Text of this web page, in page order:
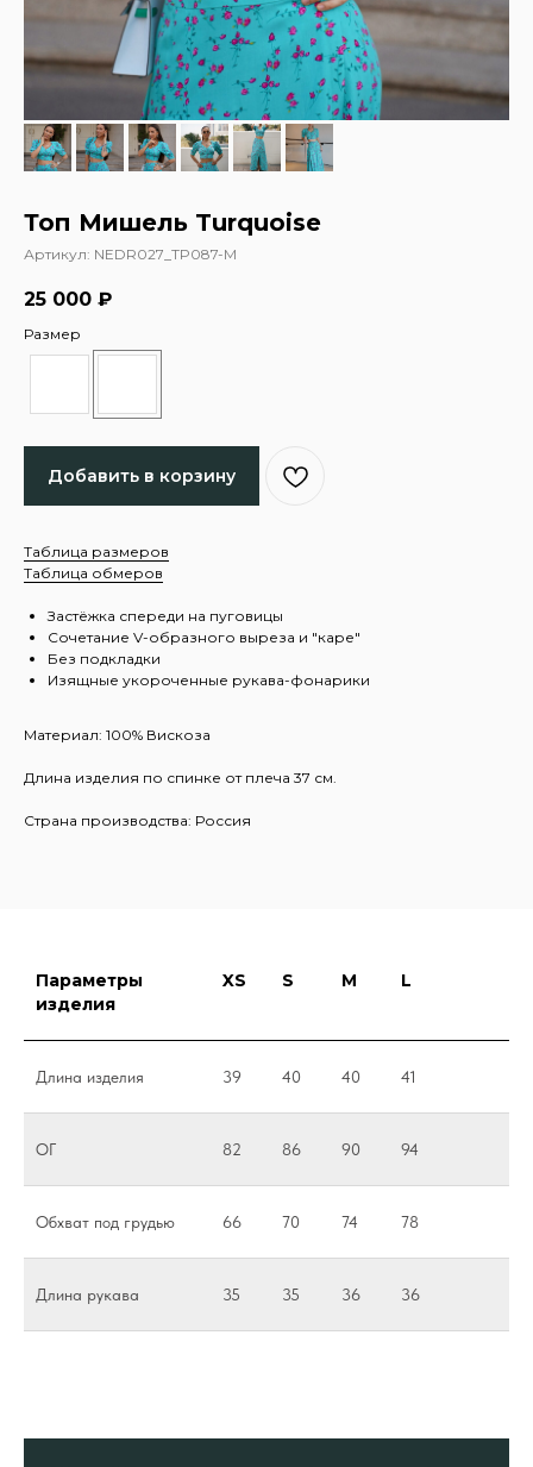
Топ Мишель Turquoise
Артикул: NEDR027_TP087-M
25 000 ₽
Размер
Добавить в корзину
Таблица размеров
Таблица обмеров
Застёжка спереди на пуговицы
Сочетание V-образного выреза и "каре"
Без подкладки
Изящные укороченные рукава-фонарики
Материал: 100% Вискоза
Длина изделия по спинке от плеча 37 см.
Страна производства: Россия
Параметры
изделия
XS S M L
Длина изделия 39 40 40 41
ОГ 82 86 90 94
Обхват под грудью 66 70 74 78
Длина рукава 35 35 36 36